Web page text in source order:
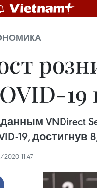
19
VNDirect
19,
11:47